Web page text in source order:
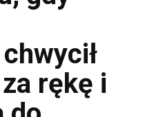
rękę i